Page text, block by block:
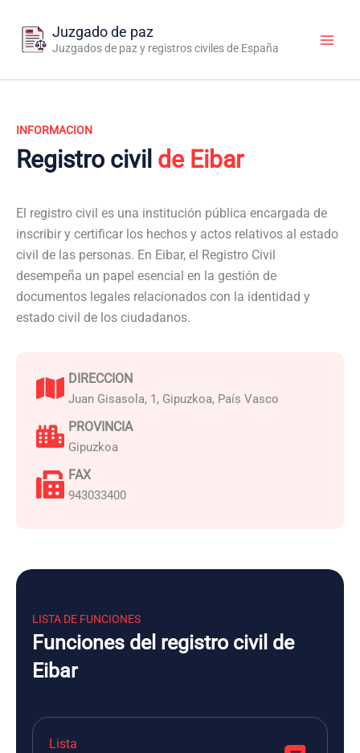
contenido
Juzgado de paz
Juzgados de paz y registros civiles de España
INFORMACION
Registro civil de Eibar
El registro civil es una institución pública encargada de
inscribir y certificar los hechos y actos relativos al estado
civil de las personas. En Eibar, el Registro Civil
desempeña un papel esencial en la gestión de
documentos legales relacionados con la identidad y
estado civil de los ciudadanos.
DIRECCION
Juan Gisasola, 1, Gipuzkoa, País Vasco
PROVINCIA
Gipuzkoa
FAX
943033400
LISTA DE FUNCIONES
Funciones del registro civil de
Eibar
Lista